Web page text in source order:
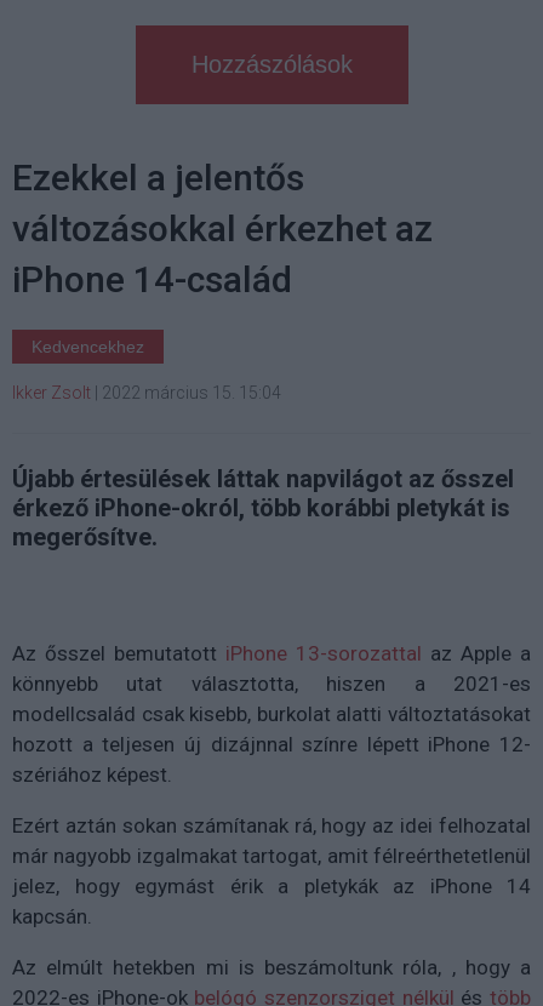
Hozzászólások
Ezekkel a jelentős
változásokkal érkezhet az
iPhone 14-család
Kedvencekhez
Ikker Zsolt | 2022 március 15. 15:04
Újabb értesülések láttak napvilágot az ősszel
érkező iPhone-okról, több korábbi pletykát is
megerősítve.
Az ősszel bemutatott iPhone 13-sorozattal az Apple a
könnyebb utat választotta, hiszen a 2021-es
modellcsalád csak kisebb, burkolat alatti változtatásokat
hozott a teljesen új dizájnnal színre lépett iPhone 12-
szériához képest.
Ezért aztán sokan számítanak rá, hogy az idei felhozatal
már nagyobb izgalmakat tartogat, amit félreérthetetlenül
jelez, hogy egymást érik a pletykák az iPhone 14
kapcsán.
Az elmúlt hetekben mi is beszámoltunk róla, , hogy a
2022-es iPhone-ok belógó szenzorsziget nélkül éstöbb